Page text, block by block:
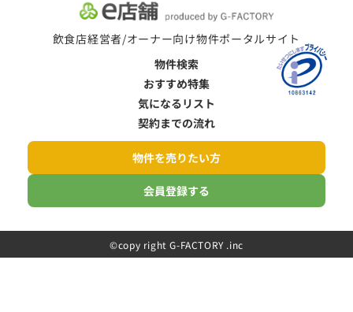
飲食店経営者/オーナー向け物件ポータルサイト
物件検索
おすすめ特集
気になるリスト
契約までの流れ
物件を売りたい方
会員登録する
©️copy right G-FACTORY .inc